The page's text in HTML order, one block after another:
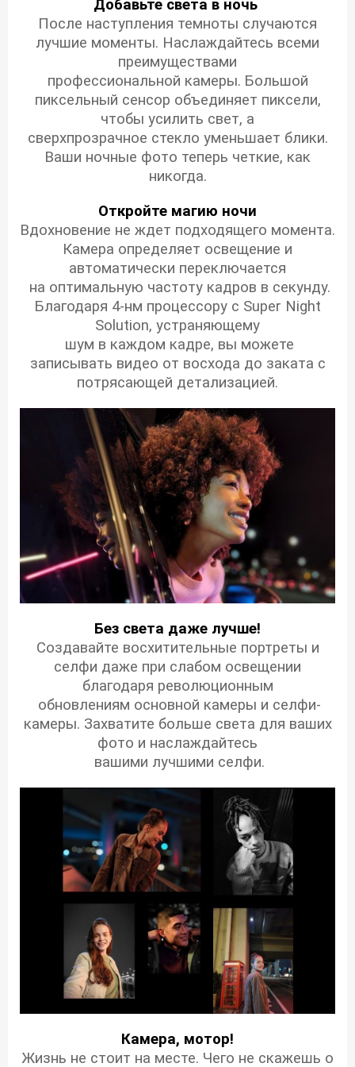
Добавьте света в ночь
После наступления темноты случаются
лучшие моменты. Наслаждайтесь всеми
преимуществами
профессиональной камеры. Большой
пиксельный сенсор объединяет пиксели,
чтобы усилить свет, а
сверхпрозрачное стекло уменьшает блики.
Ваши ночные фото теперь четкие, как
никогда.
Откройте магию ночи
Вдохновение не ждет подходящего момента.
Камера определяет освещение и
автоматически переключается
на оптимальную частоту кадров в секунду.
Благодаря 4-нм процессору с Super Night
Solution, устраняющему
шум в каждом кадре, вы можете
записывать видео от восхода до заката с
потрясающей детализацией.
Без света даже лучше!
Создавайте восхитительные портреты и
селфи даже при слабом освещении
благодаря революционным
обновлениям основной камеры и селфи-
камеры. Захватите больше света для ваших
фото и наслаждайтесь
вашими лучшими селфи.
Камера, мотор!
Жизнь не стоит на месте. Чего не скажешь о